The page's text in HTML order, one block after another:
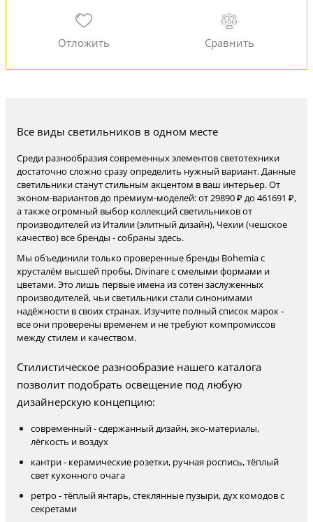
Все виды светильников в одном месте
Среди разнообразия современных элементов светотехники
достаточно сложно сразу определить нужный вариант. Данные
светильники станут стильным акцентом в ваш интерьер. От
эконом-вариантов до премиум-моделей: от 29890 ₽ до 461691 ₽,
а также огромный выбор коллекций светильников от
производителей из Италии (элитный дизайн), Чехии (чешское
качество) все бренды - собраны здесь.
Мы объединили только проверенные бренды Bohemia с
хрусталём высшей пробы, Divinare с смелыми формами и
цветами. Это лишь первые имена из сотен заслуженных
производителей, чьи светильники стали синонимами
надёжности в своих странах. Изучите полный список марок -
все они проверены временем и не требуют компромиссов
между стилем и качеством.
Стилистическое разнообразие нашего каталога
позволит подобрать освещение под любую
дизайнерскую концепцию:
современный - сдержанный дизайн, эко-материалы,
лёгкость и воздух
кантри - керамические розетки, ручная роспись, тёплый
свет кухонного очага
ретро - тёплый янтарь, стеклянные пузыри, дух комодов с
секретами